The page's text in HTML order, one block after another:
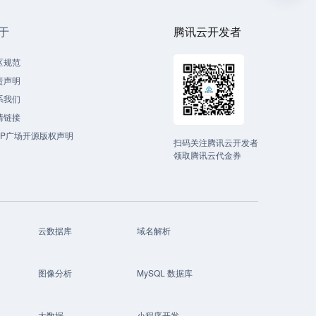
规范
声明
我们
链接
广场开源版权声明
腾讯云开发者
扫码关注腾讯云开发者
领取腾讯云代金券
云数据库 域名解析
图像分析 MySQL 数据库